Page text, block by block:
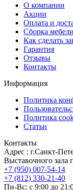
О компании
Акции
Оплата и
Сборка мебели
Как сделать
Гарантия
Отзывы
Контакты
Информация
Политика
Политика
Статьи
Контакты
Адрес : г.Санкт-
Выставочного зала
+7 (950) 007-54-14
+7 (812) 330-21-40
Пн-Вс: с 9:00 до